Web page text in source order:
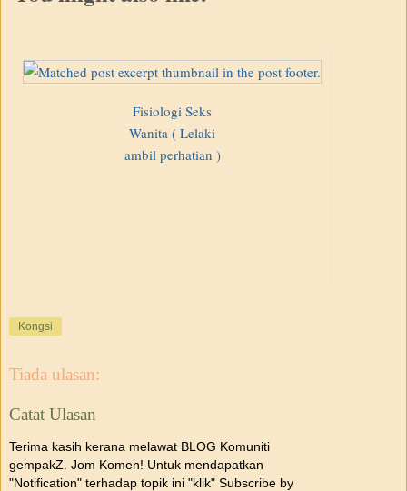
Fisiologi Seks
Wanita ( Lelaki
ambil perhatian )
Kongsi
Tiada ulasan:
Catat Ulasan
Terima kasih kerana melawat BLOG Komuniti
gempakZ. Jom Komen! Untuk mendapatkan
"Notification" terhadap topik ini "klik" Subscribe by